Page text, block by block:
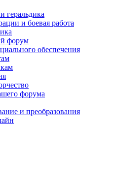
геральдика
и боевая работа
форум
обеспечения
форума
и преобразования